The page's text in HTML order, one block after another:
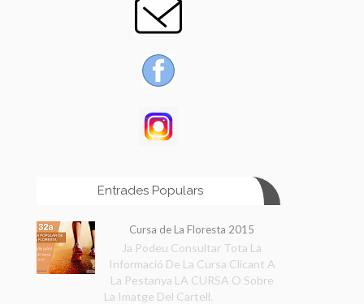
Entrades Populars
Cursa de La Floresta 2015
Ja Podeu Consultar Tota La
Informació De La Cursa Clicant A
La Pestanya LA CURSA O Sobre
La Imatge Del Cartell.